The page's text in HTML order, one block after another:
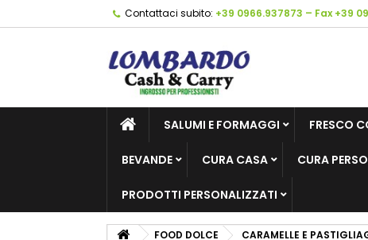
Contattaci subito: +39 0966.937873 – Fax +39
SALUMI E FORMAGGI FRESCO
BEVANDE CURA CASA CURA
PRODOTTI PERSONALIZZATI
FOOD DOLCE CARAMELLE E